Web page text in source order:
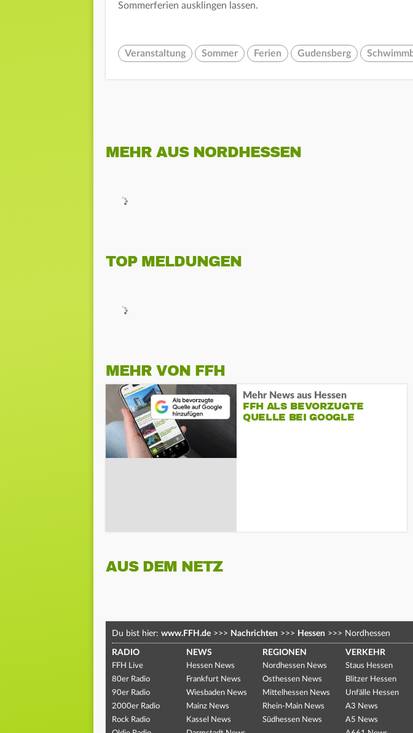
Sommerferien ausklingen lassen.
Veranstaltung Sommer Ferien Gudensberg
MEHR AUS NORDHESSEN
TOP MELDUNGEN
MEHR VON FFH
Mehr News aus Hessen
FFH ALS BEVORZUGTE
QUELLE BEI GOOGLE
AUS DEM NETZ
Du bist hier: www.FFH.de >>> Nachrichten >>> Hessen >>> Nordhessen
RADIO
FFH Live
80er Radio
90er Radio
2000er Radio
Rock Radio
NEWS
Hessen News
Frankfurt News
Wiesbaden News
Mainz News
Kassel News
REGIONEN
Nordhessen News
Osthessen News
Mittelhessen News
Rhein-Main News
Südhessen News
VERKEHR
Staus Hessen
Blitzer Hessen
Unfälle Hessen
A3 News
A5 News